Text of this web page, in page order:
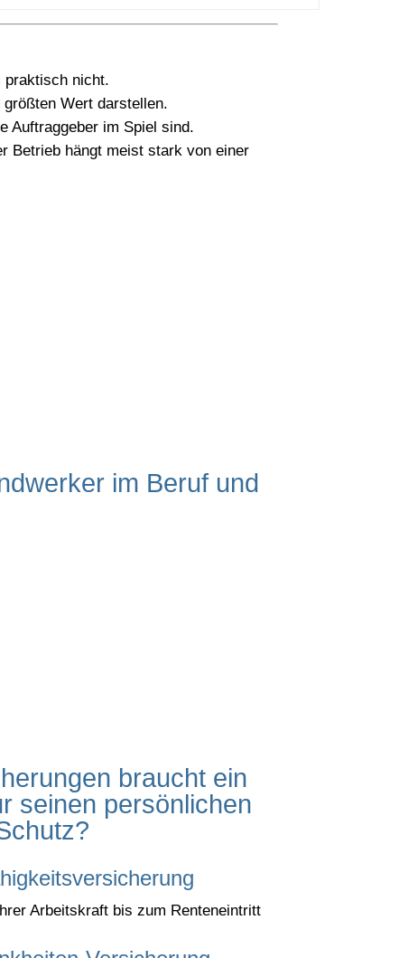
praktisch nicht.
Wert darstellen.
Auftraggeber im Spiel sind.
Betrieb hängt meist stark von einer
im Beruf und
braucht ein
seinen persönlichen
Arbeitskraft bis zum Renteneintritt